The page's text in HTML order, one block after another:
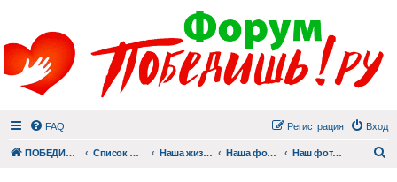
FAQ Вход
Регистрация
ПОБЕДИШЬ.РУ Список форумов Наша жизнь (не всё же о суициде!) Наша фотогалерея Наш фотовзгляд